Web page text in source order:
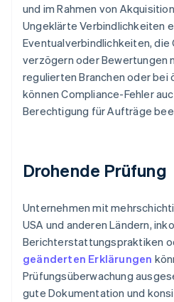
und im Rahmen von
Ungeklärte Verbindlichkeiten
Eventualverbindlichkeiten,
verzögern oder Bewertungen
regulierten Branchen oder
können Compliance-Fehler
Berechtigung für Aufträge
Drohende Prüfung
Unternehmen mit
USA und anderen Ländern,
Berichterstattungspraktiken
geänderten Erklärungen
Prüfungsüberwachung
gute Dokumentation und